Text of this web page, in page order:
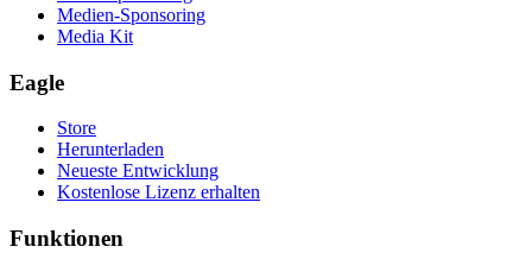
Medien-Sponsoring
Media Kit
Eagle
Store
Herunterladen
Neueste Entwicklung
Kostenlose Lizenz erhalten
Funktionen